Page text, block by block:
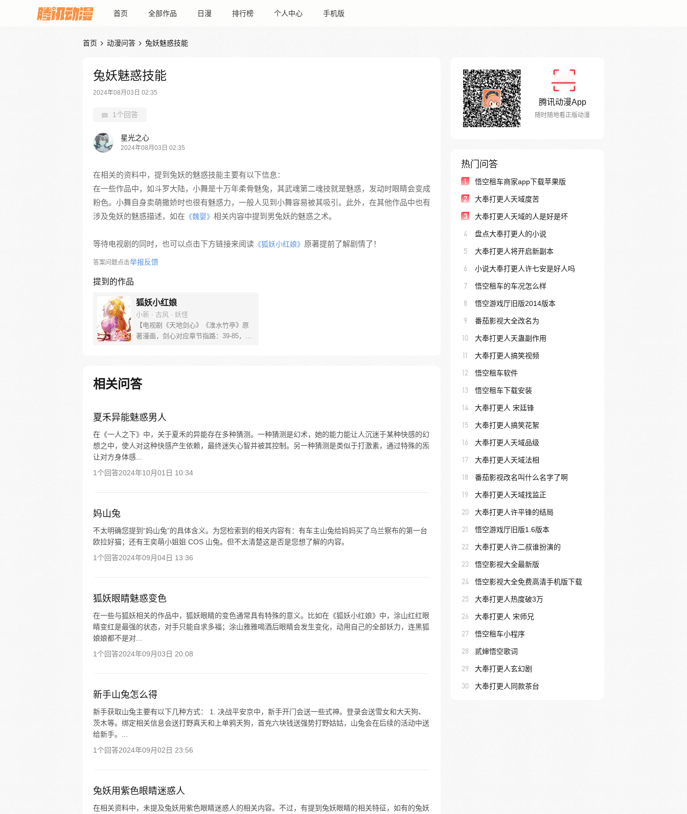
首页 全部作品 日漫 排行榜 个人中心 手机版
首页  动漫问答  兔妖魅惑技能
兔妖魅惑技能
2024年08月03日 02:35
1个回答
星光之心
2024年08月03日 02:35
在相关的资料中，提到兔妖的魅惑技能主要有以下信息：
在一些作品中，如斗罗大陆，小舞是十万年柔骨魅兔，其武魂第二魂技就是魅惑，发动时眼睛会变成
粉色。小舞自身卖萌撒娇时也很有魅惑力，一般人见到小舞容易被其吸引。此外，在其他作品中也有
涉及兔妖的魅惑描述，如在 《魏婴》 相关内容中提到男兔妖的魅惑之术。
等待电视剧的同时，也可以点击下方链接来阅读 《狐妖小红娘》 原著提前了解剧情了！
答案问题点击举报反馈
提到的作品
狐妖小红娘
小新 · 古风 · 妖怪
【电视剧《天地剑心》《淮水竹亭》原
著漫画，剑心对应章节指路：39-85，淮
新。）
相关问答
夏禾异能魅惑男人
在《一人之下》中，关于夏禾的异能存在多种猜测。一种猜测是幻术，她的能力能让人沉迷于某种快感的幻
想之中，使人对这种快感产生依赖，最终迷失心智并被其控制。另一种猜测是类似于打激素，通过特殊的炁
让对方身体感...
1个回答2024年10月01日 10:34
妈山兔
不太明确您提到“妈山兔”的具体含义。为您检索到的相关内容有：有车主山兔给妈妈买了乌兰察布的第一台
欧拉好猫；还有王奕萌小姐姐 COS 山兔。但不太清楚这是否是您想了解的内容。
1个回答2024年09月04日 13:36
狐妖眼睛魅惑变色
在一些与狐妖相关的作品中，狐妖眼睛的变色通常具有特殊的意义。比如在《狐妖小红娘》中，涂山红红眼
睛变红是最强的状态，对手只能自求多福；涂山雅雅喝酒后眼睛会发生变化，动用自己的全部妖力，连黑狐
娘娘都不是对...
1个回答2024年09月03日 20:08
新手山兔怎么得
新手获取山兔主要有以下几种方式： 1. 决战平安京中，新手开门会送一些式神。登录会送雪女和大天狗、
茨木等。绑定相关信息会送打野真天和上单鸦天狗，首充六块钱送强势打野姑姑，山兔会在后续的活动中送
给新手。...
1个回答2024年09月02日 23:56
兔妖用紫色眼睛迷惑人
在相关资料中，未提及兔妖用紫色眼睛迷惑人的相关内容。不过，有提到兔妖眼睛的相关特征，如有的兔妖
腾讯动漫App
随时随地看正版动漫
热门问答
1 悟空租车商家app下载苹果版
2 大奉打更人天域度苦
3 大奉打更人天域的人是好是坏
4 盘点大奉打更人的小说
5 大奉打更人将开启新副本
6 小说大奉打更人许七安是好人吗
7 悟空租车的车况怎么样
8 悟空游戏厅旧版2014版本
9 番茄影视大全改名为
10 大奉打更人天蛊副作用
11 大奉打更人搞笑视频
12 悟空租车软件
13 悟空租车下载安装
14 大奉打更人 宋廷锋
15 大奉打更人搞笑花絮
16 大奉打更人天域品级
17 大奉打更人天域法相
18 番茄影视改名叫什么名字了啊
19 大奉打更人天域找监正
20 大奉打更人许平锋的结局
21 悟空游戏厅旧版1.6版本
22 大奉打更人许二叔谁扮演的
23 悟空影视大全最新版
24 悟空影视大全免费高清手机版下载
25 大奉打更人热度破3万
26 大奉打更人 宋师兄
27 悟空租车小程序
28 贰婶悟空歌词
29 大奉打更人玄幻剧
30 大奉打更人同款茶台